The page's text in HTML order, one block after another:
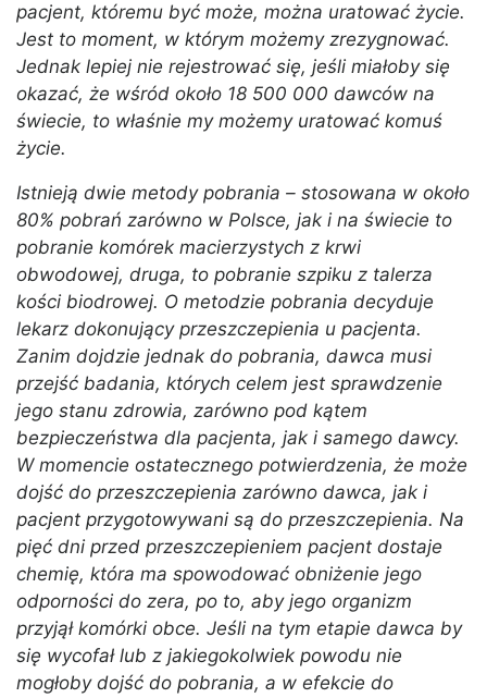
pacjent, któremu być może, można uratować życie.
Jest to moment, w którym możemy zrezygnować.
Jednak lepiej nie rejestrować się, jeśli miałoby się
okazać, że wśród około 18 500 000 dawców na
świecie, to właśnie my możemy uratować komuś
życie.
Istnieją dwie metody pobrania – stosowana w około
80% pobrań zarówno w Polsce, jak i na świecie to
pobranie komórek macierzystych z krwi
obwodowej, druga, to pobranie szpiku z talerza
kości biodrowej. O metodzie pobrania decyduje
lekarz dokonujący przeszczepienia u pacjenta.
Zanim dojdzie jednak do pobrania, dawca musi
przejść badania, których celem jest sprawdzenie
jego stanu zdrowia, zarówno pod kątem
bezpieczeństwa dla pacjenta, jak i samego dawcy.
W momencie ostatecznego potwierdzenia, że może
dojść do przeszczepienia zarówno dawca, jak i
pacjent przygotowywani są do przeszczepienia. Na
pięć dni przed przeszczepieniem pacjent dostaje
chemię, która ma spowodować obniżenie jego
odporności do zera, po to, aby jego organizm
przyjął komórki obce. Jeśli na tym etapie dawca by
się wycofał lub z jakiegokolwiek powodu nie
mogłoby dojść do pobrania, a w efekcie do